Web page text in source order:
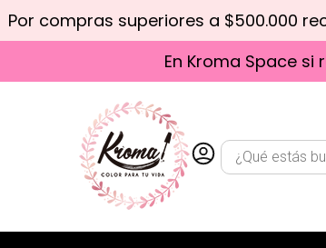
Por compras superiores a $500.000
En Kroma Space si